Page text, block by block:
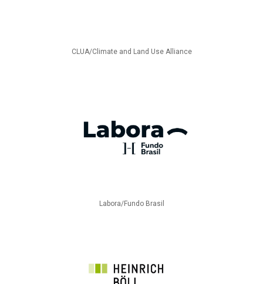
CLUA/Climate and Land Use Alliance
Labora/Fundo Brasil